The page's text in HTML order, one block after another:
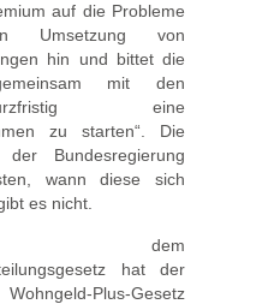
auf die Probleme
Umsetzung von
hin und bittet die
mit den
eine
zu starten“. Die
Bundesregierung
wann diese sich
es nicht.
dem
hat der
Plus-Gesetz